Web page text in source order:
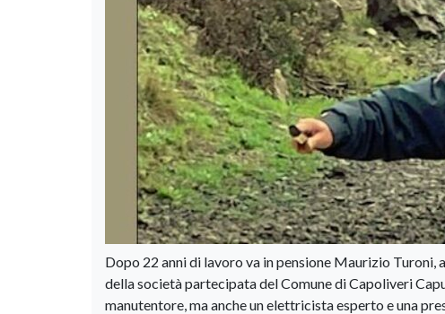
Dopo 22 anni di lavoro va in pensione Maurizio
della società partecipata del Comune di Capoliveri
manutentore, ma anche un elettricista esperto e una